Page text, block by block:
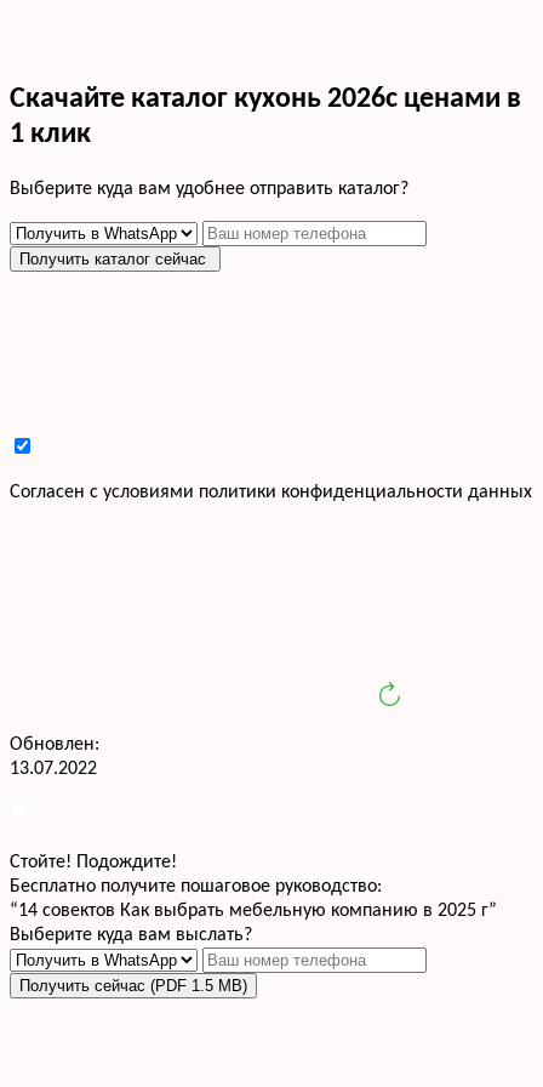
Скачайте каталог кухонь 2026с ценами в
1 клик
Выберите куда вам удобнее отправить каталог?
Получить каталог сейчас
Cогласен с условиями политики конфиденциальности данных
Обновлен:
13.07.2022
Стойте! Подождите!
Бесплатно получите пошаговое руководство:
“14 совектов Как выбрать мебельную компанию в 2025 г”
Выберите куда вам выслать?
Получить сейчас (PDF 1.5 MB)